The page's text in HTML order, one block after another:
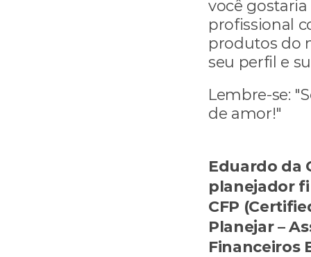
você
profissional
produtos do
seu perfil e
Lembre-se:
de amor!"
Eduardo da
planejador
CFP
Planejar –
Financeiros